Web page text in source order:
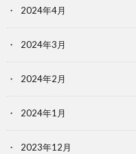
2024年4月
2024年3月
2024年2月
2024年1月
2023年12月